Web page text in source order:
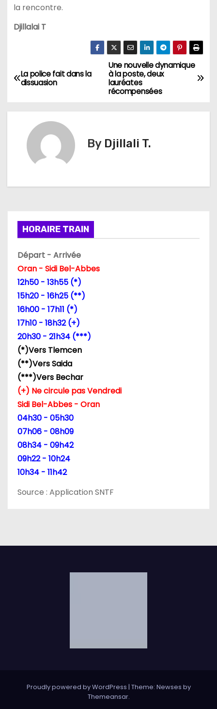
la rencontre.
Djillalai T
N
a
v
t
o
n
d
e
a
r
t
c
e
Une nouvelle dynamique
à la poste, deux
lauréates
récompensées
La police fait dans la
dissuasion
By Djillali T.
HORAIRE TRAIN
Départ - Arrivée
Oran - Sidi Bel-Abbes
12h50 - 13h55 (*)
15h20 - 16h25 (**)
16h00 - 17h11 (*)
17h10 - 18h32 (+)
20h30 - 21h34 (***)
(*)Vers Tlemcen
(**)Vers Saida
(***)Vers Bechar
(+) Ne circule pas Vendredi
Sidi Bel-Abbes - Oran
04h30 - 05h30
07h06 - 08h09
08h34 - 09h42
09h22 - 10h24
10h34 - 11h42
Source : Application SNTF
Proudly powered by WordPress | Theme: Newses by
Themeansar.